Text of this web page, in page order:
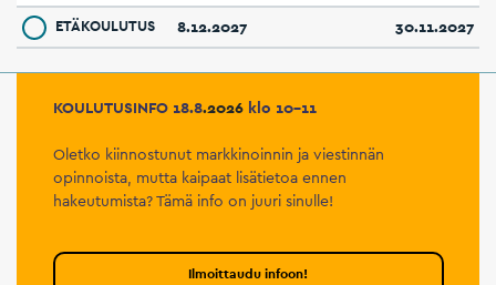
ETÄKOULUTUS 8.12.2027 30.11.2027
KOULUTUSINFO 18.8.2026klo 10–11
Oletko kiinnostunut markkinoinnin ja viestinnän
opinnoista, mutta kaipaat lisätietoa ennen
hakeutumista? Tämä info on juuri sinulle!
Ilmoittaudu infoon!